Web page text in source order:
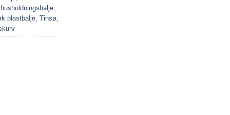
husholdningsbalje
plastbalje Tinsø